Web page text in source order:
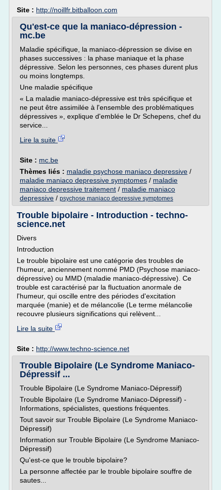
Site : http://noillfr.bitballoon.com
Qu'est-ce que la maniaco-dépression -
mc.be
Maladie spécifique, la maniaco-dépression se divise en
phases successives : la phase maniaque et la phase
dépressive. Selon les personnes, ces phases durent plus
ou moins longtemps.
Une maladie spécifique
« La maladie maniaco-dépressive est très spécifique et
ne peut être assimilée à l'ensemble des problématiques
dépressives », explique d'emblée le Dr Schepens, chef du
service...
Lire la suite
Site : mc.be
Thèmes liés : maladie psychose maniaco depressive /
maladie maniaco depressive symptomes / maladie
maniaco depressive traitement / maladie maniaco
depressive / psychose maniaco depressive symptomes
Trouble bipolaire - Introduction - techno-
science.net
Divers
Introduction
Le trouble bipolaire est une catégorie des troubles de
l'humeur, anciennement nommé PMD (Psychose maniaco-
dépressive) ou MMD (maladie maniaco-dépressive). Ce
trouble est caractérisé par la fluctuation anormale de
l'humeur, qui oscille entre des périodes d'excitation
marquée (manie) et de mélancolie (Le terme mélancolie
recouvre plusieurs significations qui relèvent...
Lire la suite
Site : http://www.techno-science.net
Trouble Bipolaire (Le Syndrome Maniaco-
Dépressif ...
Trouble Bipolaire (Le Syndrome Maniaco-Dépressif)
Trouble Bipolaire (Le Syndrome Maniaco-Dépressif) -
Informations, spécialistes, questions fréquentes.
Tout savoir sur Trouble Bipolaire (Le Syndrome Maniaco-
Dépressif)
Information sur Trouble Bipolaire (Le Syndrome Maniaco-
Dépressif)
Qu'est-ce que le trouble bipolaire?
La personne affectée par le trouble bipolaire souffre de
sautes...